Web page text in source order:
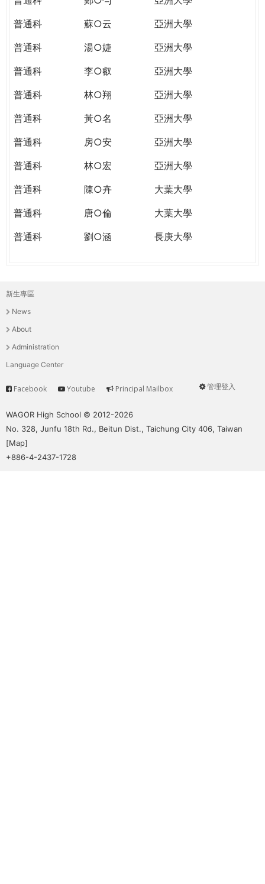
普通科
蘇○云
亞洲大學
普通科
湯○婕
亞洲大學
普通科
李○叡
亞洲大學
普通科
林○翔
亞洲大學
普通科
黃○名
亞洲大學
普通科
房○安
亞洲大學
普通科
林○宏
亞洲大學
普通科
陳○卉
大葉大學
普通科
唐○倫
大葉大學
普通科
劉○涵 長庚大學
主
選
單
新生專區
News
About
Administration
Language Center
User
管理登入
Service
Facebook Youtube Principal Mailbox
WAGOR High School © 2012-2026
No. 328, Junfu 18th Rd., Beitun Dist., Taichung City 406, Taiwan
[Map]
+886-4-2437-1728